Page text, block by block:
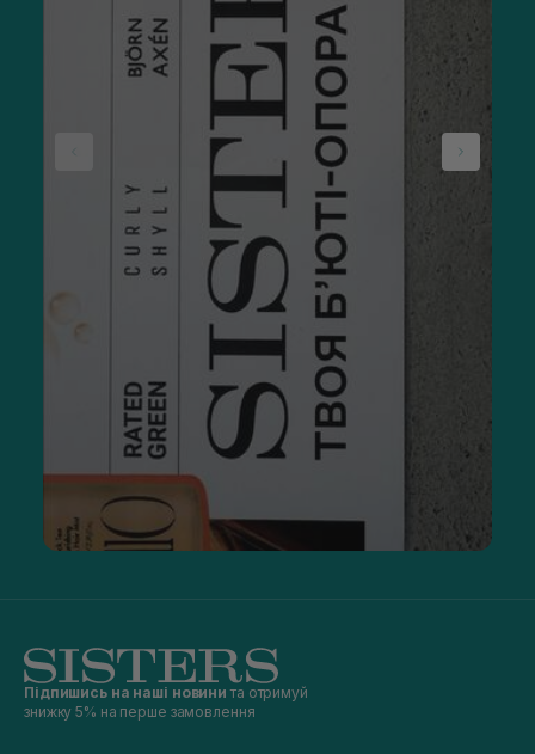
Підпишись на наші новини та отримуй
знижку 5% на перше замовлення